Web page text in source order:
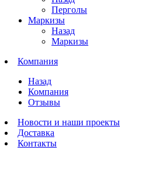
Перголы
Маркизы
Назад
Маркизы
Компания
Назад
Компания
Отзывы
Новости и наши проекты
Доставка
Контакты